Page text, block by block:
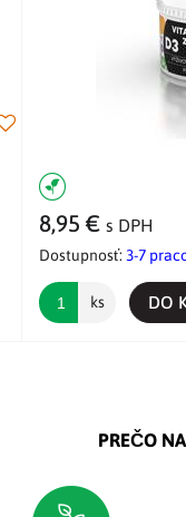
8,95 €s DPH
Dostupnosť: 3-7
ks DO
PREČO